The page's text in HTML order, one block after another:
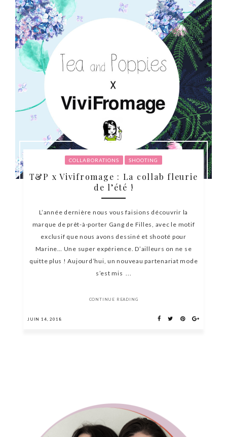
COLLABORATIONS SHOOTING
T&P x Vivifromage : La collab fleurie
de l’été !
L’année dernière nous vous faisions découvrir la
marque de prêt-à-porter Gang de Filles, avec le motif
exclusif que nous avons dessiné et shooté pour
Marine… Une super expérience. D’ailleurs on ne se
quitte plus ! Aujourd’hui, un nouveau partenariat mode
s’est mis ...
CONTINUE READING
JUIN 14, 2018